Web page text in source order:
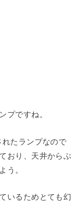
プですね。
たランプなので
おり、天井からぶ
う。
いるためとても幻